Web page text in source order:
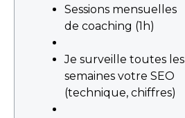
Sessions mensuelles
de coaching (1h)
Je surveille toutes les
semaines votre SEO
(technique, chiffres)